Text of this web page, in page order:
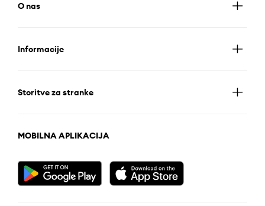
O nas
Informacije
Storitve za stranke
MOBILNA APLIKACIJA